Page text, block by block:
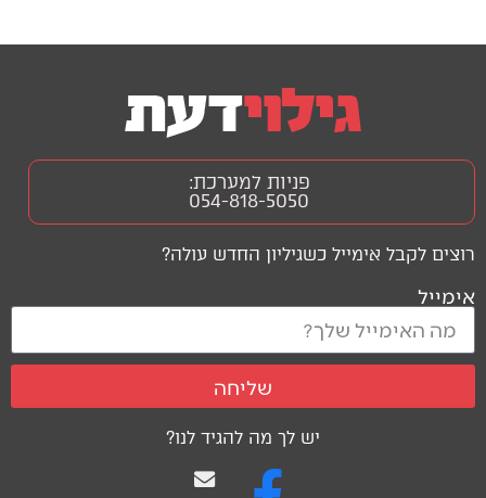
יש לך מה להגיד לנו?
רוצים לקבל אימייל כשגיליון החדש עולה?
אימייל
שליחה
פניות למערכת:
054-818-5050